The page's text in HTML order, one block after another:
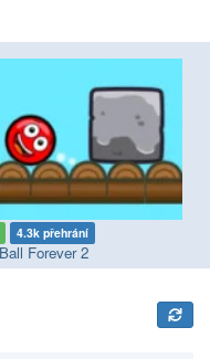
4.3k přehrání
Forever 2